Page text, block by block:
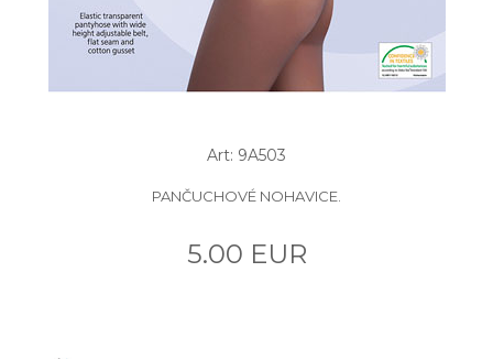
Art: 9A503
PANČUCHOVÉ NOHAVICE.
5.00 EUR